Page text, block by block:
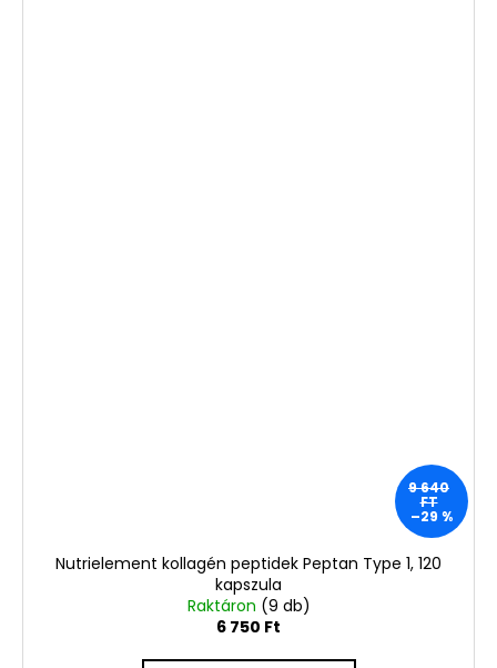
9 640
FT
–29 %
Nutrielement kollagén peptidek Peptan Type 1, 120
kapszula
Raktáron (9 db)
6 750 Ft